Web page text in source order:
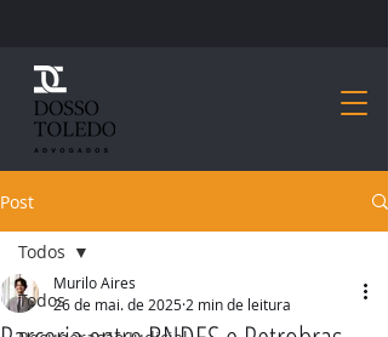
Post
Todos
Todos
Murilo Aires
26 de mai. de 2025 2 min de leitura